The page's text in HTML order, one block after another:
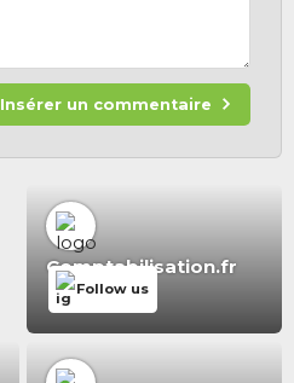
Insérer un commentaire
Comptabilisation.fr
Follow us